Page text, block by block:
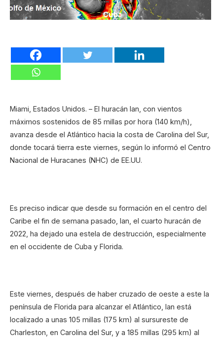
Miami, Estados Unidos. – El huracán Ian, con vientos
máximos sostenidos de 85 millas por hora (140 km/h),
avanza desde el Atlántico hacia la costa de Carolina del Sur,
donde tocará tierra este viernes, según lo informó el Centro
Nacional de Huracanes (NHC) de EE.UU.
Es preciso indicar que desde su formación en el centro del
Caribe el fin de semana pasado, Ian, el cuarto huracán de
2022, ha dejado una estela de destrucción, especialmente
en el occidente de Cuba y Florida.
Este viernes, después de haber cruzado de oeste a este la
península de Florida para alcanzar el Atlántico, Ian está
localizado a unas 105 millas (175 km) al sursureste de
Charleston, en Carolina del Sur, y a 185 millas (295 km) al